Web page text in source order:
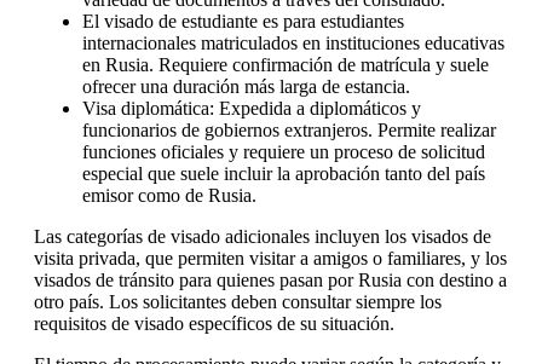
El visado de estudiante es para estudiantes
internacionales matriculados en instituciones educativas
en Rusia. Requiere confirmación de matrícula y suele
ofrecer una duración más larga de estancia.
Visa diplomática: Expedida a diplomáticos y
funcionarios de gobiernos extranjeros. Permite realizar
funciones oficiales y requiere un proceso de solicitud
especial que suele incluir la aprobación tanto del país
emisor como de Rusia.
Las categorías de visado adicionales incluyen los visados de
visita privada, que permiten visitar a amigos o familiares, y los
visados de tránsito para quienes pasan por Rusia con destino a
otro país. Los solicitantes deben consultar siempre los
requisitos de visado específicos de su situación.